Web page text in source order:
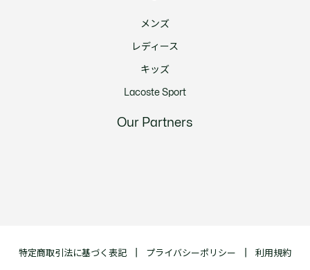
メンズ
レディース
キッズ
Lacoste Sport
Our Partners
特定商取引法に基づく表記 プライバシーポリシー 利用規約